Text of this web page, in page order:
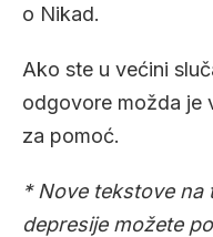
o Nikad.
Ako ste u većini
odgovore možda je
za pomoć.
* Nove tekstove na
depresije možete